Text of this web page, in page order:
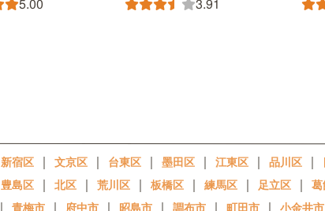
5.00 3.91
新宿区 ｜ 文京区 ｜ 台東区 ｜ 墨田区 ｜ 江東区 ｜ 品川区 ｜
豊島区 ｜ 北区 ｜ 荒川区 ｜ 板橋区 ｜ 練馬区 ｜ 足立区 ｜
｜ 青梅市 ｜ 府中市 ｜ 昭島市 ｜ 調布市 ｜ 町田市 ｜ 小金井市